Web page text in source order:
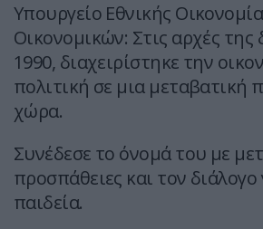
Υπουργείο Εθνικής
Οικονομικών: Στις αρχές της
1990, διαχειρίστηκε την
πολιτική σε μια μεταβατική
χώρα.
Συνέδεσε το όνομά του με
προσπάθειες και τον διάλογο
παιδεία.